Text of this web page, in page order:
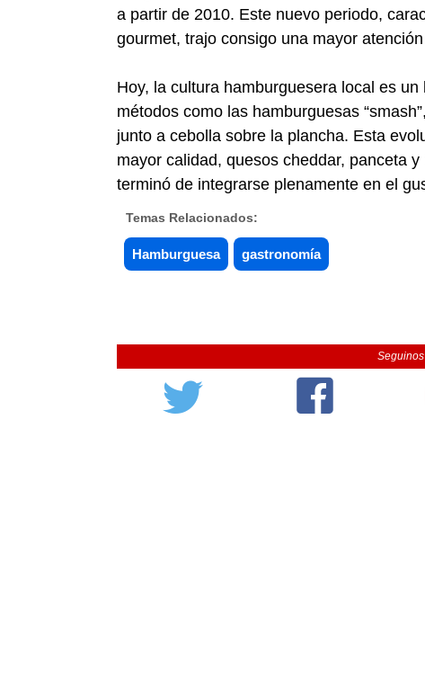
a partir de 2010. Este nuevo periodo,
gourmet, trajo consigo una mayor
Hoy, la cultura hamburguesera local es
métodos como las hamburguesas
junto a cebolla sobre la plancha. Esta
mayor calidad, quesos cheddar, panceta
terminó de integrarse plenamente en el
Temas Relacionados:
Hamburguesa gastronomía